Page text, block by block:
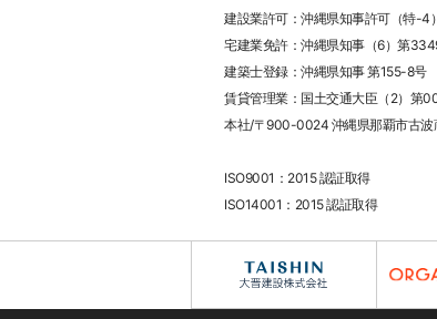
建設業許可：沖縄県知事許可（特-4
宅建業免許：沖縄県知事（6）第
建築士登録：沖縄県知事 第155-8号
賃貸管理業：国土交通大臣（2）第
本社/〒900-0024 沖縄県那覇市古波
ISO9001：2015 認証取得
ISO14001：2015 認証取得